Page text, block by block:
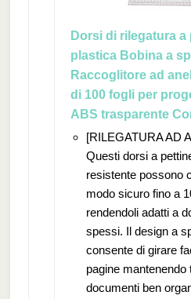
Dorsi di rilegatura a
plastica Bobina a
Raccoglitore ad
di 100 fogli per
ABS trasparente
[RILEGATURA AD
Questi dorsi a
resistente possono
modo sicuro fino a
rendendoli adatti a
spessi. Il design a
consente di girare
pagine mantenendo
documenti ben